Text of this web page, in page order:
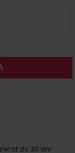
do 30 dni